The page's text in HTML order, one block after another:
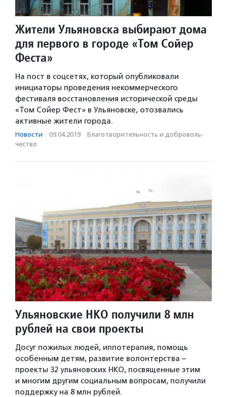
Жители Ульяновска выбирают дома
для первого в городе «Том Сойер
Феста»
На пост в соцсетях, который опубликовали
инициаторы проведения некоммерческого
фестиваля восстановления исторической среды
«Том Сойер Фест» в Ульяновске, отозвались
активные жители города.
Новости · 09.04.2019 · Благотвори­тель­ность и доброволь­
чест­во
Ульяновские НКО получили 8 млн
рублей на свои проекты
Досуг пожилых людей, иппотерапия, помощь
особенным детям, развитие волонтерства –
проекты 32 ульяновских НКО, посвященные этим
и многим другим социальным вопросам, получили
поддержку на 8 млн рублей.